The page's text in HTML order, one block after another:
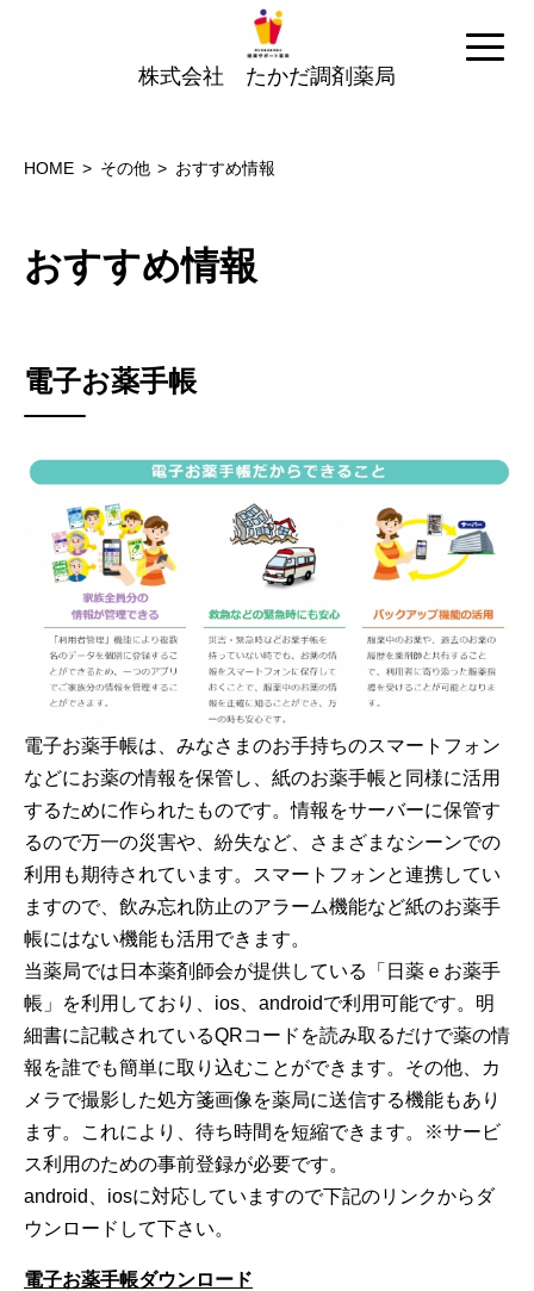
株式会社 たかだ調剤薬局
HOME その他 おすすめ情報
おすすめ情報
電子お薬手帳
電子お薬手帳は、みなさまのお手持ちのスマートフォン
などにお薬の情報を保管し、紙のお薬手帳と同様に活用
するために作られたものです。情報をサーバーに保管す
るので万一の災害や、紛失など、さまざまなシーンでの
利用も期待されています。スマートフォンと連携してい
ますので、飲み忘れ防止のアラーム機能など紙のお薬手
帳にはない機能も活用できます。
当薬局では日本薬剤師会が提供している「日薬ｅお薬手
帳」を利用しており、ios、androidで利用可能です。明
細書に記載されているQRコードを読み取るだけで薬の情
報を誰でも簡単に取り込むことができます。その他、カ
メラで撮影した処方箋画像を薬局に送信する機能もあり
ます。これにより、待ち時間を短縮できます。※サービ
ス利用のための事前登録が必要です。
android、iosに対応していますので下記のリンクからダ
ウンロードして下さい。
電子お薬手帳ダウンロード